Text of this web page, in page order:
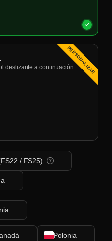
PERSONALIZAR
deslizante a continuación.
/ FS25)
Polonia